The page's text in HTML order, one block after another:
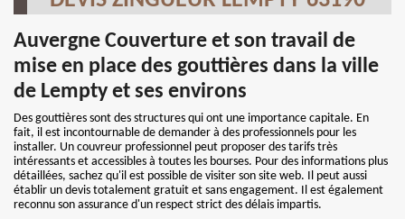
Auvergne Couverture et son travail de
mise en place des gouttières dans la ville
de Lempty et ses environs
Des gouttières sont des structures qui ont une importance capitale. En
fait, il est incontournable de demander à des professionnels pour les
installer. Un couvreur professionnel peut proposer des tarifs très
intéressants et accessibles à toutes les bourses. Pour des informations plus
détaillées, sachez qu'il est possible de visiter son site web. Il peut aussi
établir un devis totalement gratuit et sans engagement. Il est également
reconnu son assurance d'un respect strict des délais impartis.